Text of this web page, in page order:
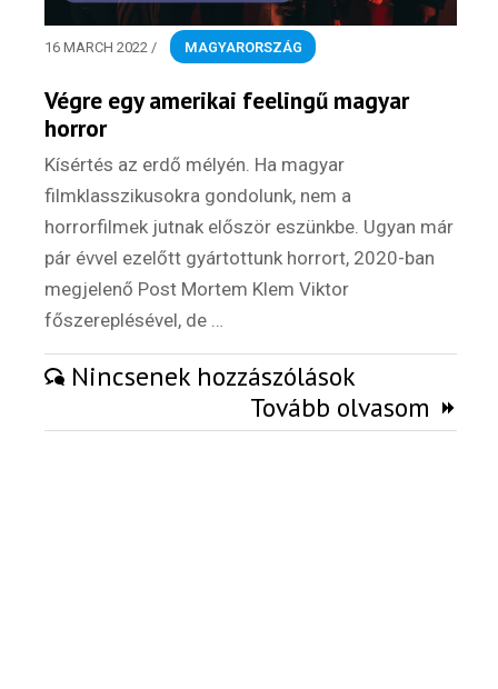
Rendezvények
Partnerprogram
Oszd meg történeted!
Külföldi munkaajánlatok
Hírlevél
16 MARCH 2022 / MAGYARORSZÁG
Végre egy amerikai feelingű magyar
horror
Kísértés az erdő mélyén. Ha magyar
filmklasszikusokra gondolunk, nem a
horrorfilmek jutnak először eszünkbe. Ugyan már
pár évvel ezelőtt gyártottunk horrort, 2020-ban
megjelenő Post Mortem Klem Viktor
főszereplésével, de …
Nincsenek hozzászólások
Tovább olvasom